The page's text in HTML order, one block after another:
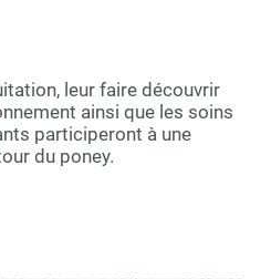
leur faire découvrir
ainsi que les soins
participeront à une
du poney.